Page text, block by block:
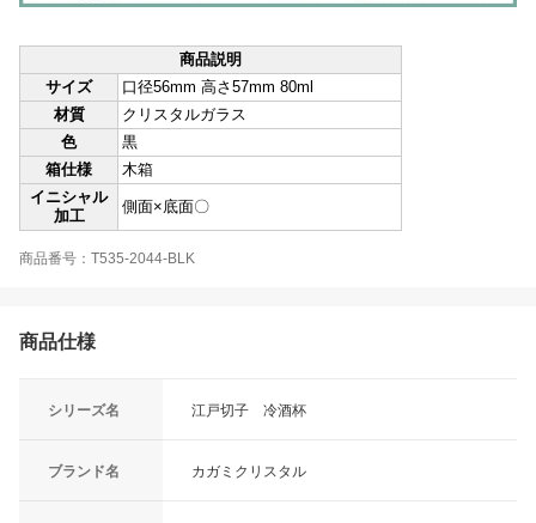
商品説明
サイズ
口径56mm 高さ57mm 80ml
材質
クリスタルガラス
色
黒
箱仕様
木箱
イニシャル
加工
側面×底面〇
商品番号：T535-2044-BLK
商品仕様
シリーズ名 江戸切子 冷酒杯
ブランド名 カガミクリスタル